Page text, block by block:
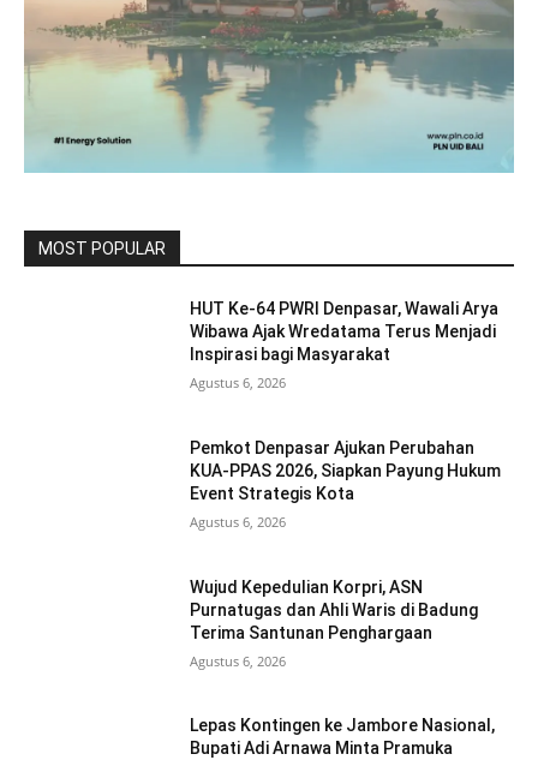
MOST POPULAR
HUT Ke-64 PWRI Denpasar, Wawali Arya
Wibawa Ajak Wredatama Terus Menjadi
Inspirasi bagi Masyarakat
Agustus 6, 2026
Pemkot Denpasar Ajukan Perubahan
KUA-PPAS 2026, Siapkan Payung Hukum
Event Strategis Kota
Agustus 6, 2026
Wujud Kepedulian Korpri, ASN
Purnatugas dan Ahli Waris di Badung
Terima Santunan Penghargaan
Agustus 6, 2026
Lepas Kontingen ke Jambore Nasional,
Bupati Adi Arnawa Minta Pramuka